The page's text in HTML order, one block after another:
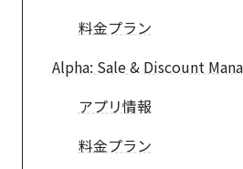
料金プラン
Alpha: Sale & Discount
アプリ情報
料金プラン